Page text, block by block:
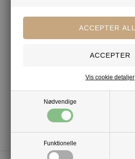
Nødvendige
Funktionelle
Vis cookie detaljer